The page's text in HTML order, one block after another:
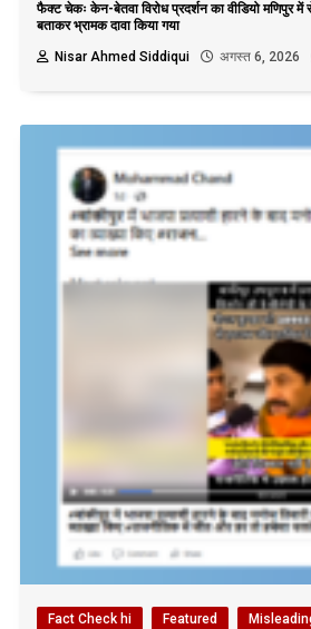
फैक्ट चेकः केन-बेतवा विरोध प्रदर्शन का वीडियो मणिपुर में
बताकर भ्रामक दावा किया गया
Nisar Ahmed Siddiqui
अगस्त 6, 2026
Fact Check hi Featured